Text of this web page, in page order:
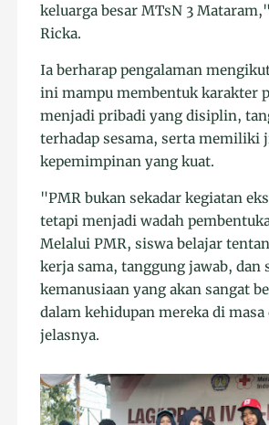
keluarga besar MTsN 3
Ricka.
Ia berharap pengalaman
ini mampu membentuk karakter
menjadi pribadi yang disiplin,
terhadap sesama, serta memiliki
kepemimpinan yang kuat.
"PMR bukan sekadar kegiatan
tetapi menjadi wadah
Melalui PMR, siswa belajar
kerja sama, tanggung jawab, dan
kemanusiaan yang akan sangat
dalam kehidupan mereka di masa
jelasnya.